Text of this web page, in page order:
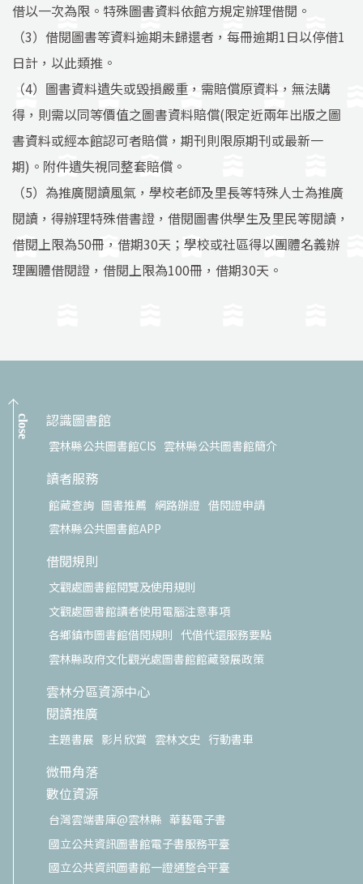
借以一次為限。特殊圖書資料依館方規定辦理借閱。
（3）借閱圖書等資料逾期未歸還者，每冊逾期1日以停借1
日計，以此類推。
（4）圖書資料遺失或毀損嚴重，需賠償原資料，無法購
得，則需以同等價值之圖書資料賠償(限定近兩年出版之圖
書資料或經本館認可者賠償，期刊則限原期刊或最新一
期)。附件遺失視同整套賠償。
（5）為推廣閱讀風氣，學校老師及里長等特殊人士為推廣
閱讀，得辦理特殊借書證，借閱圖書供學生及里民等閱讀，
借閱上限為50冊，借期30天；學校或社區得以團體名義辦
理團體借閱證，借閱上限為100冊，借期30天。
close 認識圖書館
雲林縣公共圖書館CIS 雲林縣公共圖書館簡介
讀者服務
館藏查詢 圖書推薦 網路辦證 借閱證申請
雲林縣公共圖書館APP
借閱規則
文觀處圖書館閱覽及使用規則
文觀處圖書館讀者使用電腦注意事項
各鄉鎮市圖書館借閱規則 代借代還服務要點
雲林縣政府文化觀光處圖書館館藏發展政策
雲林分區資源中心
閱讀推廣
主題書展 影片欣賞 雲林文史 行動書車
微冊角落
數位資源
台灣雲端書庫@雲林縣 華藝電子書
國立公共資訊圖書館電子書服務平臺
國立公共資訊圖書館一證通整合平臺